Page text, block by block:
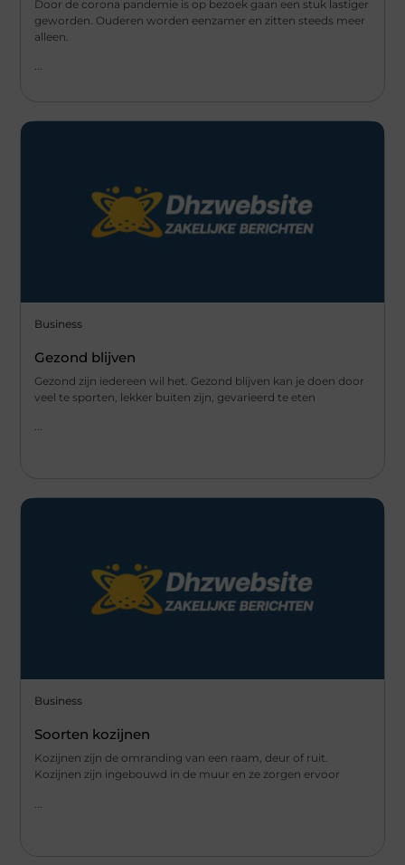
Door de corona pandemie is op bezoek gaan een stuk lastiger
geworden. Ouderen worden eenzamer en zitten steeds meer
alleen.
...
Business
Gezond blijven
Gezond zijn iedereen wil het. Gezond blijven kan je doen door
veel te sporten, lekker buiten zijn, gevarieerd te eten
...
Business
Soorten kozijnen
Kozijnen zijn de omranding van een raam, deur of ruit.
Kozijnen zijn ingebouwd in de muur en ze zorgen ervoor